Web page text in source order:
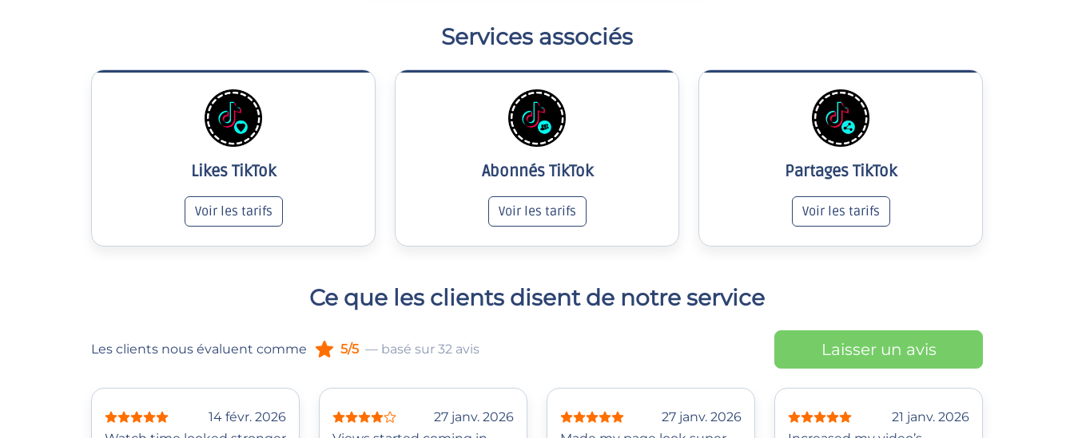
Services associés
Likes TikTok
Voir les tarifs
Abonnés TikTok
Voir les tarifs
Partages TikTok
Voir les tarifs
Ce que les clients disent de notre service
Les clients nous évaluent comme 5/5 — basé sur 32 avis Laisser un avis
14 févr. 2026
27 janv. 2026
27 janv. 2026
21 janv. 2026